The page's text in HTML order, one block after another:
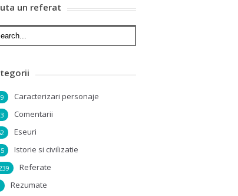
un referat
Caracterizari personaje
Comentarii
Eseuri
Istorie si civilizatie
Referate
Rezumate